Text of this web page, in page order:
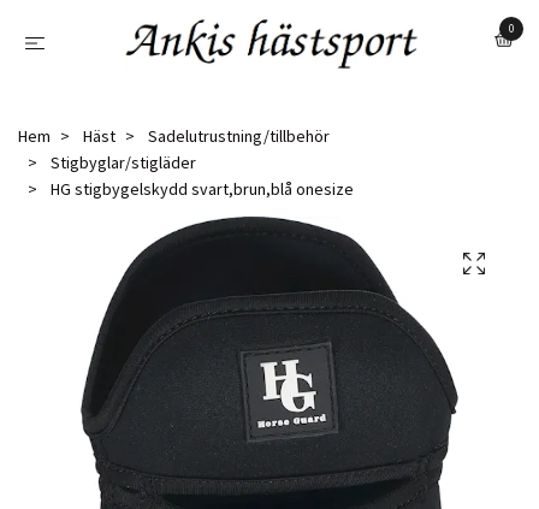
0
Hem Häst
Sadelutrustning/tillbehör
Stigbyglar/stigläder
HG stigbygelskydd svart,brun,blå onesize